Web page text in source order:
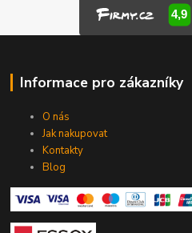
Informace pro zákazníky
O nás
Jak nakupovat
Kontakty
Blog